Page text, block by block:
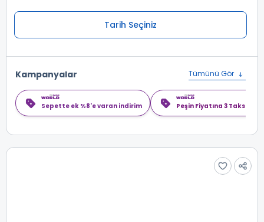
Tarih Seçiniz
Kampanyalar Tümünü Gör
Sepette ek %8'e varan indirim Peşin Fiyatına 3 Taksit